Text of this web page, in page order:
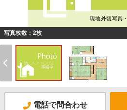
現地外観写真 -
写真枚数：2枚
電話で問合わせ